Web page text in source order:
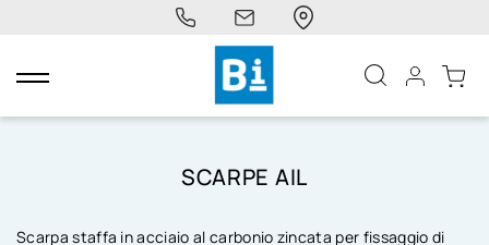
navigazione
SCARPE AIL
Scarpa staffa in acciaio al carbonio zincata per fissaggio di